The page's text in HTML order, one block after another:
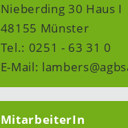
Nieberding 30 Haus I
48155 Münster
Tel.: 0251 - 63 31 0
E-Mail:
MitarbeiterIn